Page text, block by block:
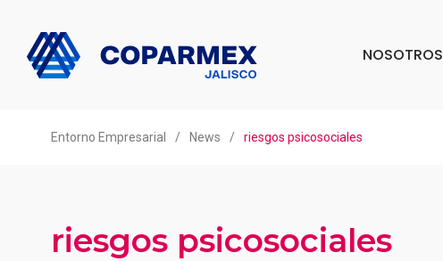
NOSOTROS
Entorno Empresarial / News / riesgos psicosociales
riesgos psicosociales